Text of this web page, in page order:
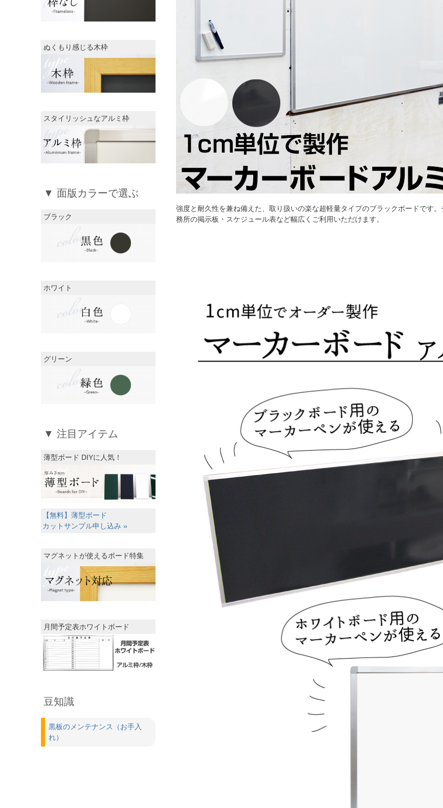
ぬくもり感じる木枠
スタイリッシュなアルミ枠
▼ 面版カラーで選ぶ
ブラック
ホワイト
グリーン
▼ 注目アイテム
薄型ボード DIYに人気！
【無料】薄型ボード
カットサンプル申し込み »
マグネットが使えるボード特集
月間予定表ホワイトボード
豆知識
黒板のメンテナンス（お手入
れ）
強度と耐久性を兼ね備えた、取り扱いの楽な超軽量タイプのブラックボードです
務所の掲示板・スケジュール表など幅広くご利用いただけます。